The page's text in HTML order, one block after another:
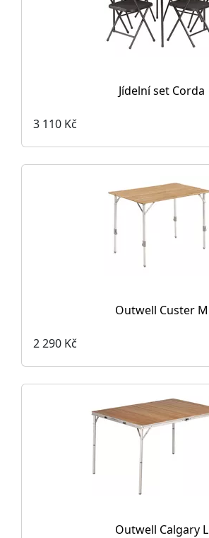
Jídelní set Corda
3 110 Kč
Outwell Custer M
2 290 Kč
Outwell Calgary L